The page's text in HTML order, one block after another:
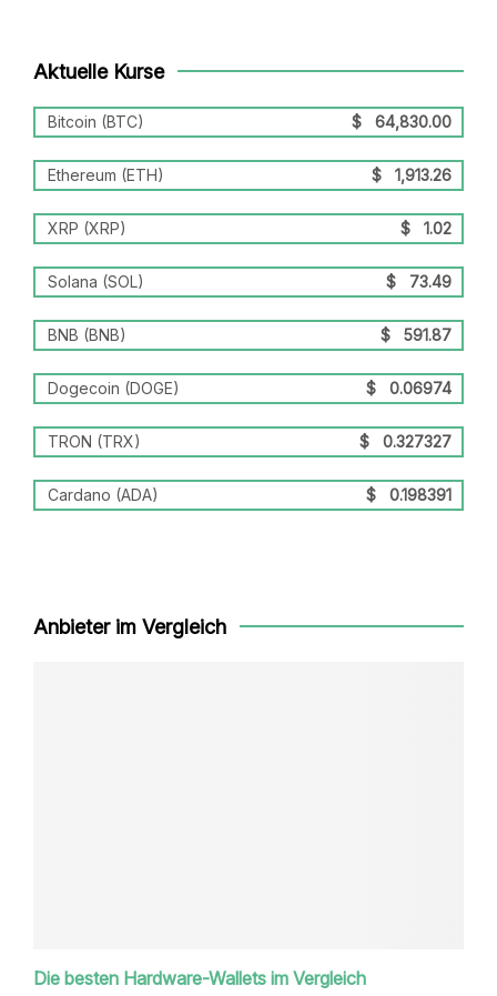
Aktuelle Kurse
Bitcoin (BTC) $ 64,830.00
Ethereum (ETH) $ 1,913.26
XRP (XRP) $ 1.02
Solana (SOL) $ 73.49
BNB (BNB) $ 591.87
Dogecoin (DOGE) $ 0.06974
TRON (TRX) $ 0.327327
Cardano (ADA) $ 0.198391
Anbieter im Vergleich
Die besten Hardware-Wallets im Vergleich